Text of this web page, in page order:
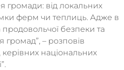
громади: від локальних
ферм чи теплиць. Адже в
продовольчої безпеки та
громад”, – розповів
національних